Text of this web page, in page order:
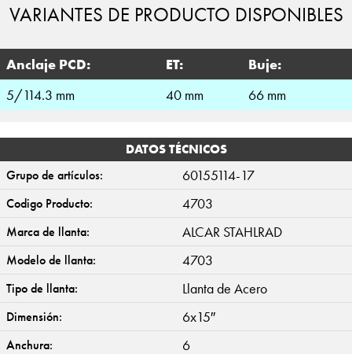
VARIANTES DE PRODUCTO DISPONIBLES
Anclaje PCD: ET:
Buje:
5/114.3 mm
40 mm 66 mm
DATOS TÉCNICOS
Grupo de artículos:
60155114-17
Codigo Producto: 4703
Marca de llanta: ALCAR STAHLRAD
Modelo de llanta: 4703
Tipo de llanta: Llanta de Acero
Dimensión: 6x15″
Anchura: 6